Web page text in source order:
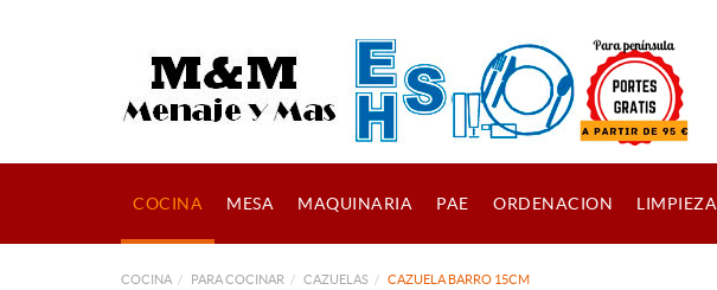
COCINA MESA MAQUINARIA PAE ORDENACION LIMPIEZA
COCINA PARA COCINAR CAZUELAS CAZUELA BARRO 15CM